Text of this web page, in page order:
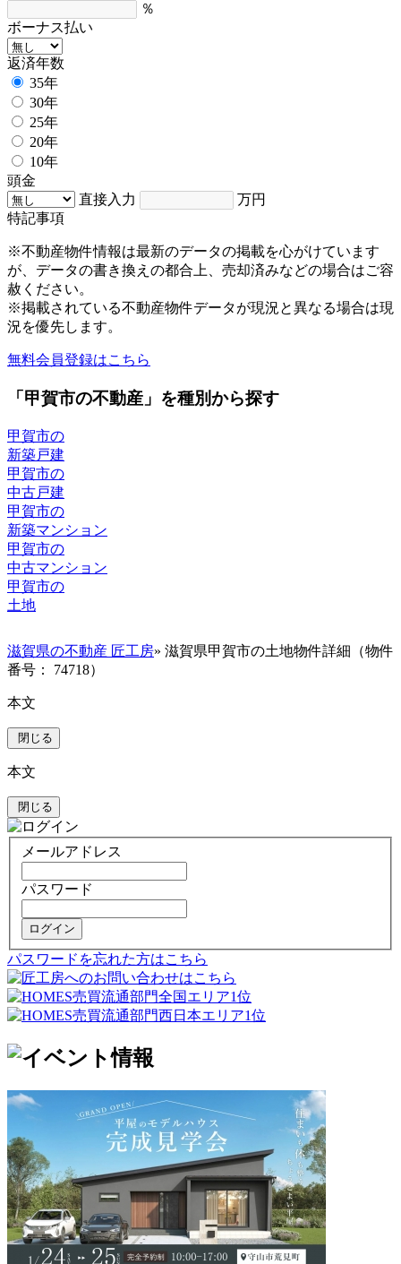
％
ボーナス払い
返済年数
35年
30年
25年
20年
10年
頭金
直接入力
万円
特記事項
※不動産物件情報は最新のデータの掲載を心がけています
が、データの書き換えの都合上、売却済みなどの場合はご容
赦ください。
※掲載されている不動産物件データが現況と異なる場合は現
況を優先します。
無料会員登録はこちら
「甲賀市の不動産」を種別から探す
甲賀市の
新築戸建
甲賀市の
中古戸建
甲賀市の
新築マンション
甲賀市の
中古マンション
甲賀市の
土地
滋賀県の不動産 匠工房» 滋賀県甲賀市の土地物件詳細（物件
番号： 74718）
本文
閉じる
本文
閉じる
メールアドレス
パスワード
ログイン
パスワードを忘れた方はこちら